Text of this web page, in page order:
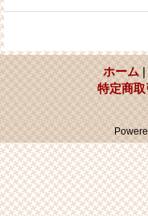
ホーム |
特定商